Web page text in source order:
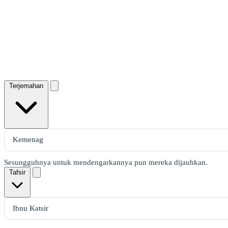
Terjemahan
Sesungguhnya untuk mendengarkannya pun mereka dijauhkan.
Tafsir